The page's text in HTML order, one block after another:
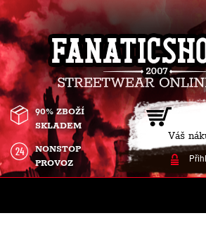
Váš
90% ZBOŽÍ
SKLADEM
NONSTOP
PROVOZ